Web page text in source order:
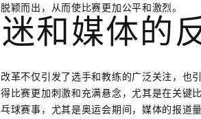
颖而出，从而使比赛更加公平和激烈。
和媒体的
革不仅引发了选手和教练的广泛关注，也
比赛更加刺激和充满悬念，尤其是在关键
球赛事，尤其是奥运会期间，媒体的报道